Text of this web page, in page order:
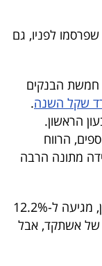
לפניו, גם
חמשת הבנקים
.
הראשון.
הרווח
שקל - ירידה מתונה הרבה
התשואה להון, שעמדה על 10.9% ברבעון, מגיעה ל-12.2%
של אשתקד, אבל